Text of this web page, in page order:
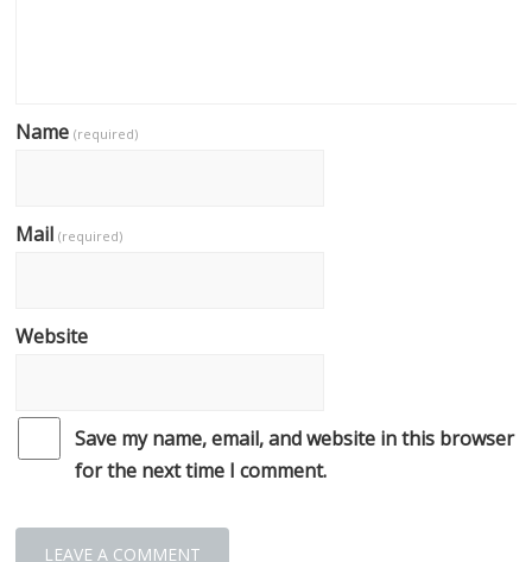
Name(required)
Mail(required)
Website
Save my name, email, and website in this browser
for the next time I comment.